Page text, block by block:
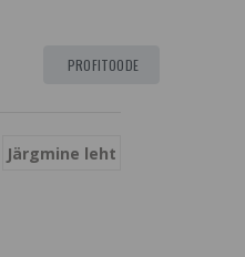
PROFITOODE
Järgmine leht